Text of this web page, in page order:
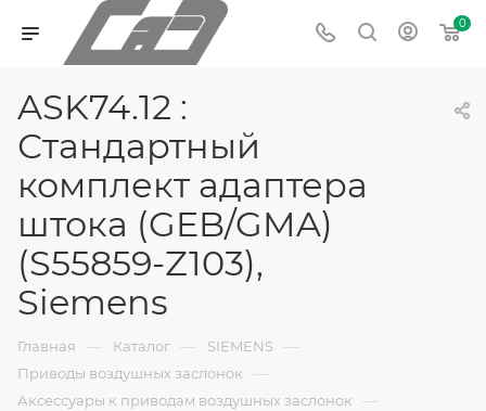
0
ASK74.12 :
Стандартный
комплект адаптера
штока (GEB/GMA)
(S55859-Z103),
Siemens
Главная — Каталог — SIEMENS —
Приводы воздушных заслонок —
Аксессуары к приводам воздушных заслонок —